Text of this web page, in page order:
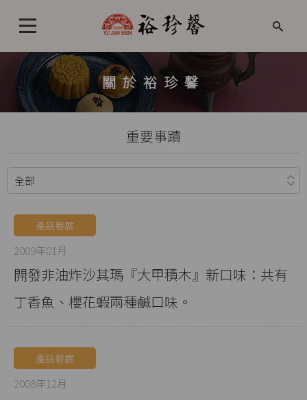
關於裕珍馨
重要事蹟
產品發展
2009年01月
開發非油炸沙其瑪『大甲積木』新口味：共有
丁香魚、櫻花蝦兩種鹹口味。
產品發展
2008年12月